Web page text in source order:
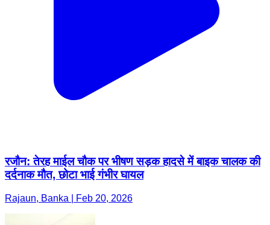
रजौन: तेरह माईल चौक पर भीषण सड़क हादसे में बाइक चालक की
दर्दनाक मौत, छोटा भाई गंभीर घायल
Rajaun, Banka | Feb 20, 2026